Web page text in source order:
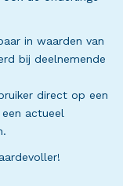
in waarden van
bij deelnemende
direct op een
actueel